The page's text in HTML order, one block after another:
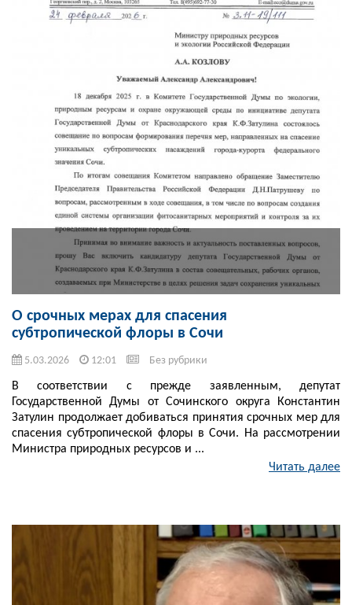
О срочных мерах для спасения
субтропической флоры в Сочи
5.03.2026 12:01 Без рубрики
В соответствии с прежде заявленным, депутат
Государственной Думы от Сочинского округа Константин
Затулин продолжает добиваться принятия срочных мер для
спасения субтропической флоры в Сочи. На рассмотрении
Министра природных ресурсов и ...
Читать далее